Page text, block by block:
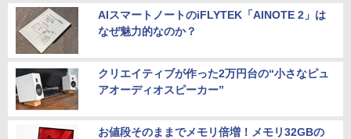
AIスマートノートのiFLYTEK「AINOTE 2」は
なぜ魅力的なのか？
クリエイティブが作った2万円台の“小さなピュ
アオーディオスピーカー”
お値段そのままでメモリ倍増！メモリ32GBの